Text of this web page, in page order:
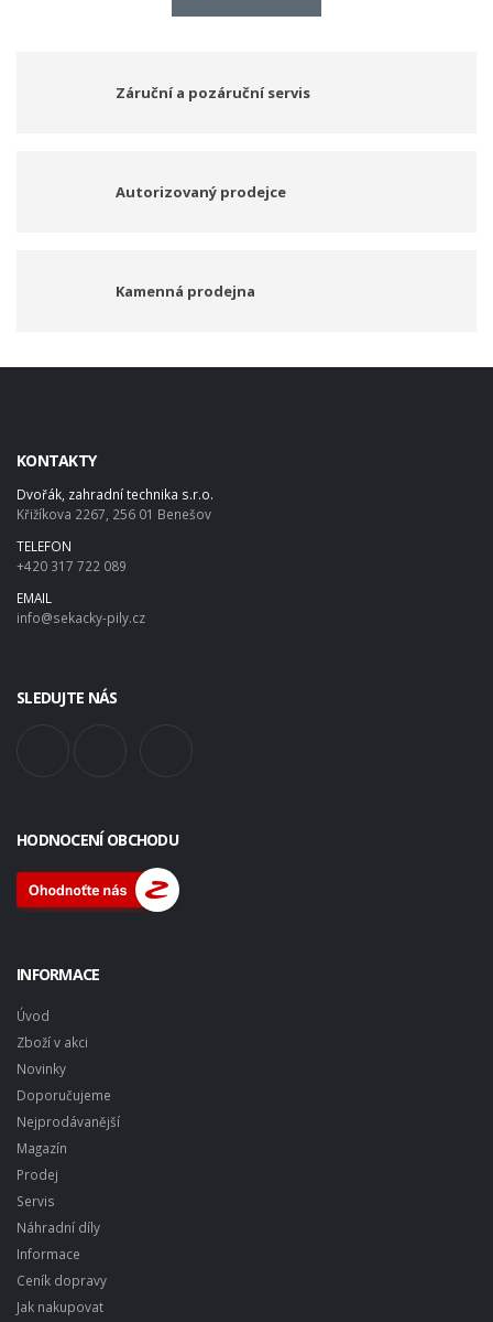
Záruční a pozáruční servis
Autorizovaný prodejce
Kamenná prodejna
KONTAKTY
Dvořák, zahradní technika s.r.o.
Křižíkova 2267, 256 01 Benešov
TELEFON
+420 317 722 089
EMAIL
info@sekacky-pily.cz
SLEDUJTE NÁS
HODNOCENÍ OBCHODU
INFORMACE
Úvod
Zboží v akci
Novinky
Doporučujeme
Nejprodávanější
Magazín
Prodej
Servis
Náhradní díly
Informace
Ceník dopravy
Jak nakupovat